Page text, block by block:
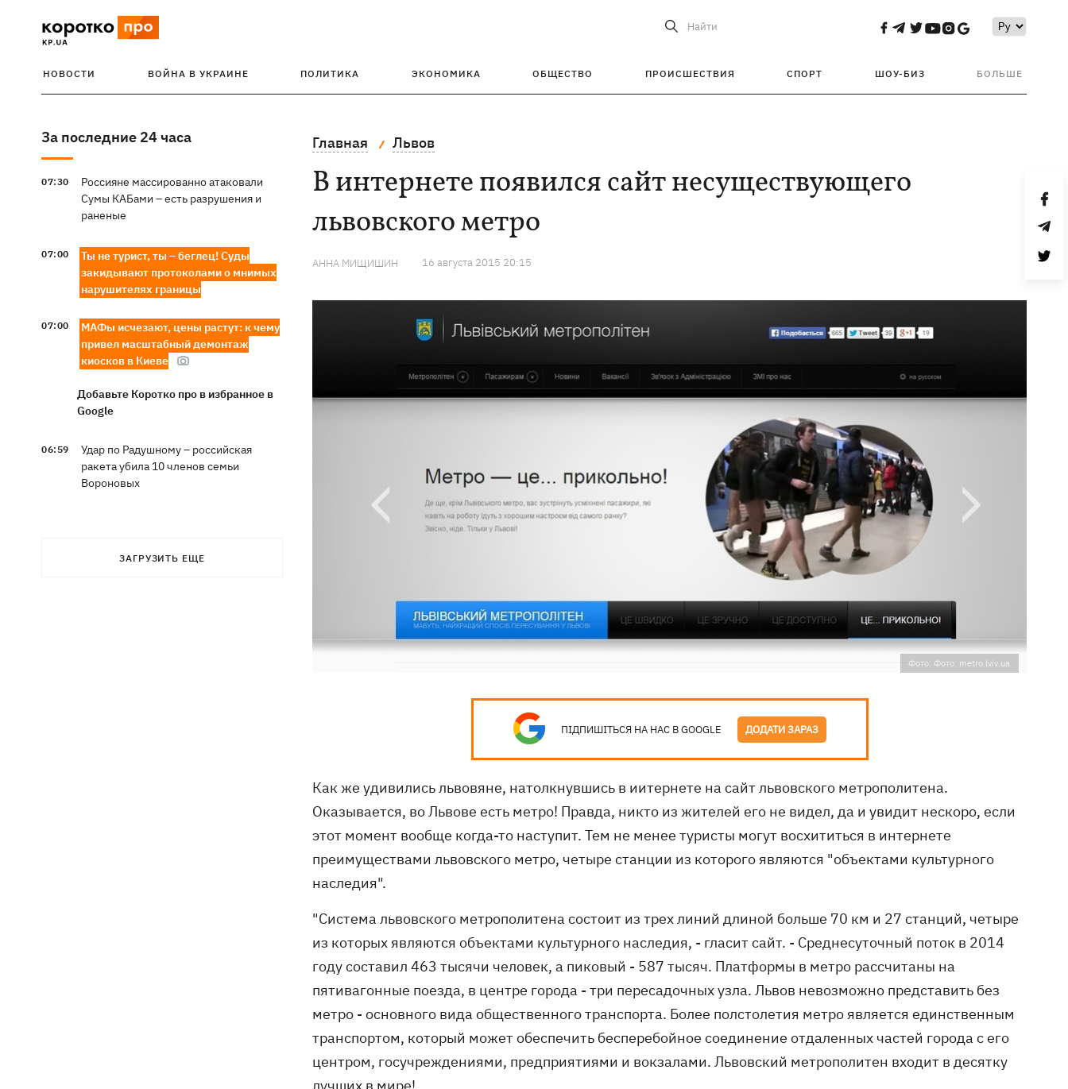
Найти
НОВОСТИ ВОЙНА В УКРАИНЕ ПОЛИТИКА ЭКОНОМИКА ОБЩЕСТВО ПРОИСШЕСТВИЯ СПОРТ ШОУ-БИЗ БОЛЬШЕ
За последние 24 часа
07:30
Россияне массированно атаковали
Сумы КАБами – есть разрушения и
раненые
07:00
Ты не турист, ты – беглец! Суды
закидывают протоколами о мнимых
нарушителях границы
07:00
МАФы исчезают, цены растут: к чему
привел масштабный демонтаж
киосков в Киеве
Добавьте Коротко про в избранное в
Google
06:59
Удар по Радушному – российская
ракета убила 10 членов семьи
Вороновых
украинцевЗАГРУЗИТЬ ЕЩЕ
Главная Львов
В интернете появился сайт несуществующего
львовского метро
АННА МИЩИШИН 16 августа 2015 20:15
Фото: Фото: metro.lviv.ua
ПІДПИШІТЬСЯ НА НАС В GOOGLE ДОДАТИ ЗАРАЗ
Как же удивились львовяне, натолкнувшись в иитернете на сайт львовского метрополитена.
Оказывается, во Львове есть метро! Правда, никто из жителей его не видел, да и увидит нескоро, если
этот момент вообще когда-то наступит. Тем не менее туристы могут восхититься в интернете
преимуществами львовского метро, четыре станции из которого являются "объектами культурного
наследия".
"Система львовского метрополитена состоит из трех линий длиной больше 70 км и 27 станций, четыре
из которых являются объектами культурного наследия, - гласит сайт. - Среднесуточный поток в 2014
году составил 463 тысячи человек, а пиковый - 587 тысяч. Платформы в метро рассчитаны на
пятивагонные поезда, в центре города - три пересадочных узла. Львов невозможно представить без
метро - основного вида общественного транспорта. Более полстолетия метро является единственным
транспортом, который может обеспечить бесперебойное соединение отдаленных частей города с его
центром, госучреждениями, предприятиями и вокзалами. Львовский метрополитен входит в десятку